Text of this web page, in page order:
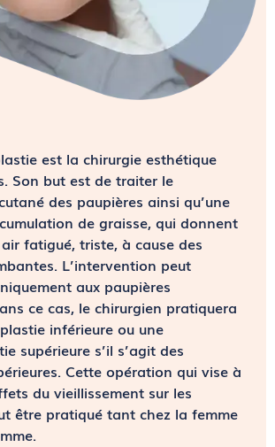
est la chirurgie esthétique
Son but est de traiter le
des paupières ainsi qu’une
de graisse, qui donnent
fatigué, triste, à cause des
L’intervention peut
aux paupières
ce cas, le chirurgien pratiquera
inférieure ou une
supérieure s’il s’agit des
Cette opération qui vise à
du vieillissement sur les
être pratiqué tant chez la femme